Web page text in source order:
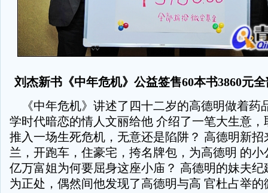
刘杰新书《中年危机》公益签售60本书3860元
《中年危机》讲述了四十二岁的高德明做着药
学时代暗恋的情人文丽给他 介绍了一笔大生意
推入一场生死危机，无意还是陷阱？ 高德明新招
兰，开跑车，住豪宅，挎名牌包，为高德明 的
亿万富姐为何要屈身这座小庙？ 高德明的妹夫
为正处，偶然间他发现了高德明与高 官杜占举